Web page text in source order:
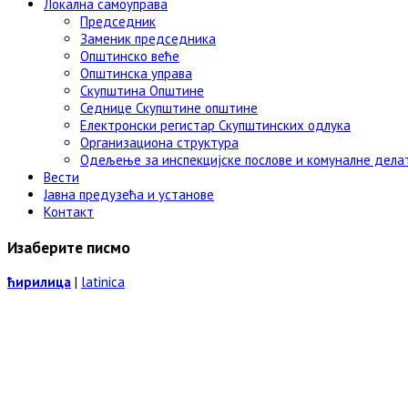
Локална самоуправа
Председник
Заменик председника
Општинско веће
Општинска управа
Скупштина Општине
Седнице Скупштине општине
Електронски регистар Скупштинских одлука
Организациона структура
Одељење за инспекцијске послове и комуналне
Вести
Јавна предузећа и установе
Контакт
Изаберите писмо
ћирилица | latinica